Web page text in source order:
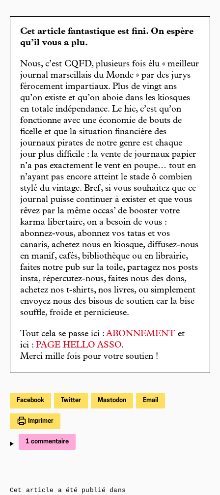
Cet article fantastique est fini. On espère
qu’il vous a plu.
Nous, c’est CQFD, plusieurs fois élu « meilleur
journal marseillais du Monde » par des jurys
férocement impartiaux. Plus de vingt ans
qu’on existe et qu’on aboie dans les kiosques
en totale indépendance. Le hic, c’est qu’on
fonctionne avec une économie de bouts de
ficelle et que la situation financière des
journaux pirates de notre genre est chaque
jour plus difficile : la vente de journaux papier
n’a pas exactement le vent en poupe… tout en
n’ayant pas encore atteint le stade ô combien
stylé du vintage. Bref, si vous souhaitez que ce
journal puisse continuer à exister et que vous
rêvez par la même occas’ de booster votre
karma libertaire, on a besoin de vous :
abonnez-vous, abonnez vos tatas et vos
canaris, achetez nous en kiosque, diffusez-nous
en manif, cafés, bibliothèque ou en librairie,
faites notre pub sur la toile, partagez nos posts
insta, répercutez-nous, faites nous des dons,
achetez nos t-shirts, nos livres, ou simplement
envoyez nous des bisous de soutien car la bise
souffle, froide et pernicieuse.
Tout cela se passe ici : ABONNEMENT et
ici : PAGE HELLO ASSO.
Merci mille fois pour votre soutien !
Facebook Twitter Mastodon Email
Imprimer
1 commentaire
Cet article a été publié dans